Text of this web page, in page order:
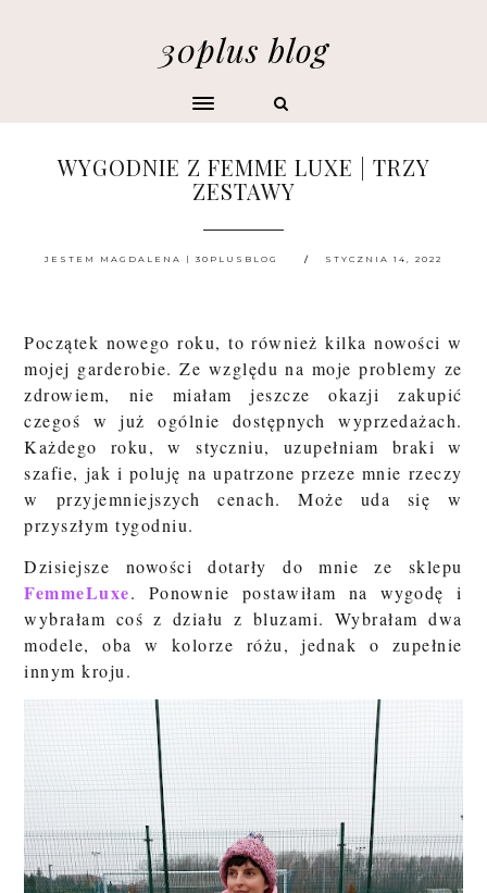
30plus blog
WYGODNIE Z FEMME LUXE | TRZY
ZESTAWY
JESTEM MAGDALENA | 30PLUSBLOG STYCZNIA 14, 2022
Początek nowego roku, to również kilka nowości w
mojej garderobie. Ze względu na moje problemy ze
zdrowiem, nie miałam jeszcze okazji zakupić
czegoś w już ogólnie dostępnych wyprzedażach.
Każdego roku, w styczniu, uzupełniam braki w
szafie, jak i poluję na upatrzone przeze mnie rzeczy
w przyjemniejszych cenach. Może uda się w
przyszłym tygodniu.
Dzisiejsze nowości dotarły do mnie ze sklepu
FemmeLuxe. Ponownie postawiłam na wygodę i
wybrałam coś z działu z bluzami. Wybrałam dwa
modele, oba w kolorze różu, jednak o zupełnie
innym kroju.